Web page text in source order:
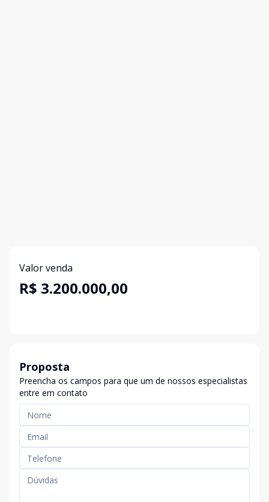
Valor venda
R$ 3.200.000,00
Proposta
Preencha os campos para que um de nossos especialistas
entre em contato